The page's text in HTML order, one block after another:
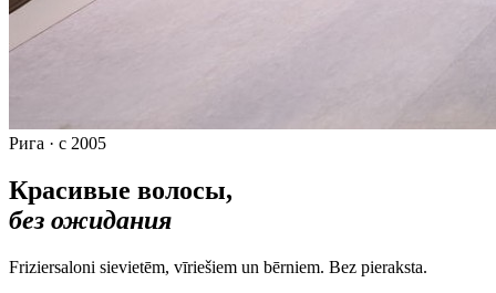
Рига · с 2005
Красивые волосы,
без ожидания
Friziersaloni sievietēm, vīriešiem un bērniem. Bez pieraksta.